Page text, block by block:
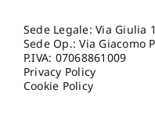
Sede Legale: Via Giulia
Sede Op.: Via Giacomo
P.IVA: 07068861009
Privacy Policy
Cookie Policy